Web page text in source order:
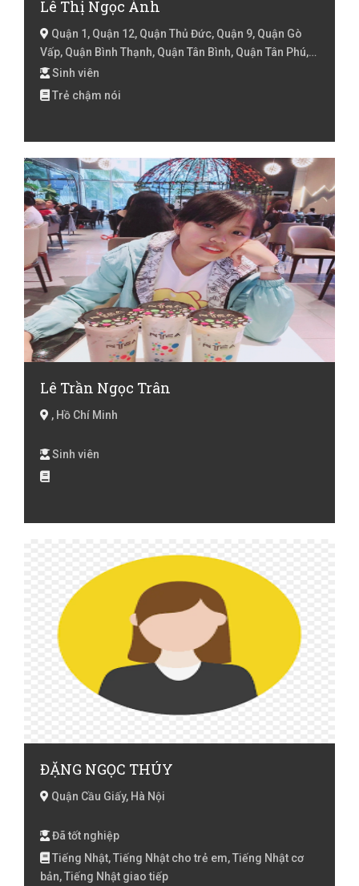
Lê Thị Ngọc Ánh
Quận 1, Quận 12, Quận Thủ Đức, Quận 9, Quận Gò
Vấp, Quận Bình Thạnh, Quận Tân Bình, Quận Tân Phú,
Quận Phú Nhuận, Quận 2, Quận 3, Quận 10, Quận 11,
Quận 4, Quận 5, Quận 6, Quận 8, Quận 7, Huyện Củ Chi,
Sinh viên
Trẻ chậm nói
Lê Trần Ngọc Trân
, Hồ Chí Minh
Sinh viên
ĐẶNG NGỌC THÚY
Quận Cầu Giấy, Hà Nội
Đã tốt nghiệp
Tiếng Nhật, Tiếng Nhật cho trẻ em, Tiếng Nhật cơ
bản, Tiếng Nhật giao tiếp